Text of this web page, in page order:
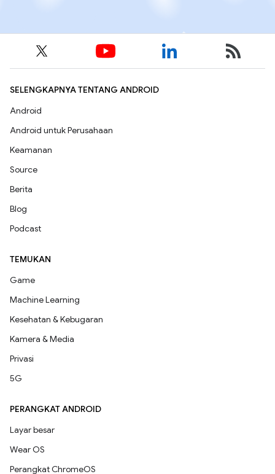
SELENGKAPNYA TENTANG ANDROID
Android
Android untuk Perusahaan
Keamanan
Source
Berita
Blog
Podcast
TEMUKAN
Game
Machine Learning
Kesehatan & Kebugaran
Kamera & Media
Privasi
5G
PERANGKAT ANDROID
Layar besar
Wear OS
Perangkat ChromeOS